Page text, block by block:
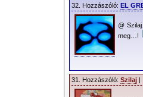
32. Hozzászóló: EL
@
meg…!
31. Hozzászóló: Szilaj |